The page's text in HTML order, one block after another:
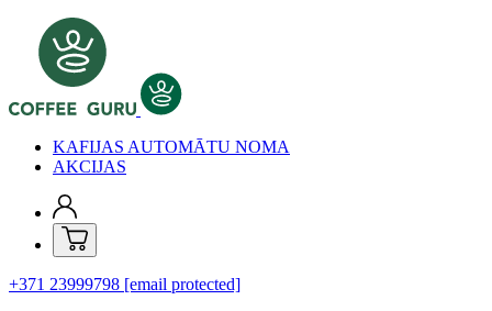
KAFIJAS AUTOMĀTU NOMA
AKCIJAS
+371 23999798 [email protected]